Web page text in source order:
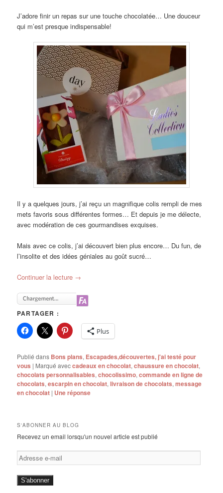
J’adore finir un repas sur une touche chocolatée… Une douceur
qui m’est presque indispensable!
Il y a quelques jours, j’ai reçu un magnifique colis rempli de mes
mets favoris sous différentes formes… Et depuis je me délecte,
avec modération de ces gourmandises exquises.
Mais avec ce colis, j’ai découvert bien plus encore… Du fun, de
l’insolite et des idées géniales au goût sucré…
Continuer la lecture →
PARTAGER :
Plus
Publié dans Bons plans, Escapades,découvertes, j'ai testé pour
vous | Marqué aveccadeaux en chocolat,chaussure en chocolat,
chocolats personnalisables,chocolissimo,commande en ligne de
chocolats,escarpin en chocolat,livraison de chocolats,message
en chocolat | Uneréponse
S'ABONNER AU BLOG
Recevez un email lorsqu'un nouvel article est publié
Adresse
e-
mail
S'abonner